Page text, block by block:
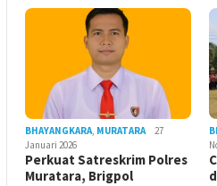
BHAYANGKARA MURATARA
27
Januari 2026
Perkuat Satreskrim Polres
Muratara, Brigpol